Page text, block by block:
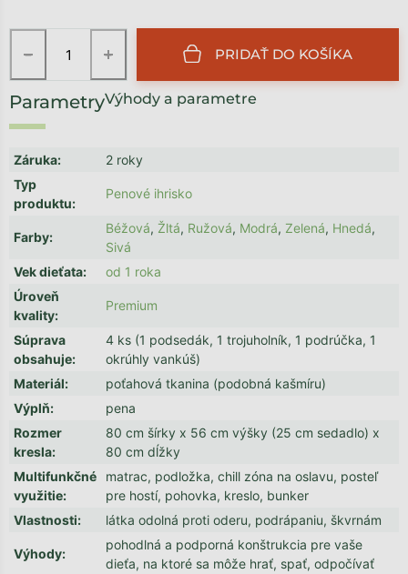
+
− PRIDAŤ DO KOŠÍKA
Výhody a parametre
Záruka:
2 roky
Typ
produktu:
Penové ihrisko
Farby:
Béžová, Žltá, Ružová, Modrá, Zelená, Hnedá,
Sivá
Vek dieťata:
od 1 roka
Úroveň
kvality:
Premium
Súprava
obsahuje:
4 ks (1 podsedák, 1 trojuholník, 1 podrúčka, 1
okrúhly vankúš)
Materiál:
poťahová tkanina (podobná kašmíru)
Výplň:
pena
Rozmer
kresla:
80 cm šírky x 56 cm výšky (25 cm sedadlo) x
80 cm dĺžky
Multifunkčné
využitie:
matrac, podložka, chill zóna na oslavu, posteľ
pre hostí, pohovka, kreslo, bunker
Vlastnosti: látka odolná proti oderu, podrápaniu, škvrnám
Výhody:
pohodlná a podporná konštrukcia pre vaše
dieťa, na ktoré sa môže hrať, spať, odpočívať